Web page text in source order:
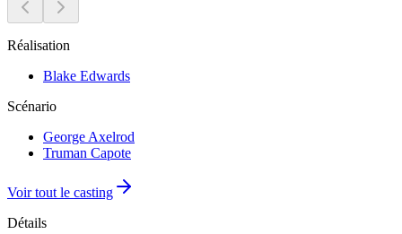
Réalisation
Blake Edwards
Scénario
George Axelrod
Truman Capote
Voir tout le casting
Détails